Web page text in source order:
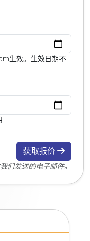
生效。生效日期不
获取报价
们发送的电子邮件。